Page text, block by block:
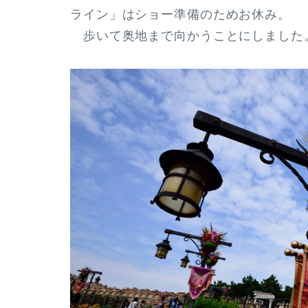
ライン」はショー準備のためお休み。
歩いて奥地まで向かうことにしました